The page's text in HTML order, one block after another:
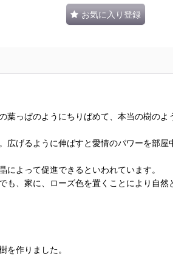
お気に入り登録
っぱのようにちりばめて、本当の樹のよ
げるように伸ばすと愛情のパワーを部屋
よって促進できるといわれています。
、家に、ローズ色を置くことにより自
を作りました。